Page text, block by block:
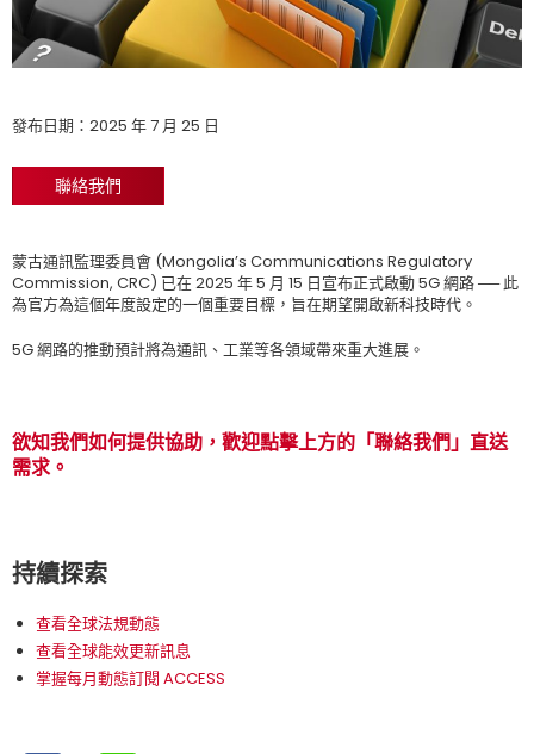
發布日期：2025 年 7 月 25 日
聯絡我們
蒙古通訊監理委員會 (Mongolia’s Communications Regulatory
Commission, CRC) 已在 2025 年 5 月 15 日宣布正式啟動 5G 網路 ── 此
為官方為這個年度設定的一個重要目標，旨在期望開啟新科技時代。
5G 網路的推動預計將為通訊、工業等各領域帶來重大進展。
欲知我們如何提供協助，歡迎點擊上方的「聯絡我們」直送
需求。
持續探索
查看全球法規動態
查看全球能效更新訊息
掌握每月動態訂閱 ACCESS